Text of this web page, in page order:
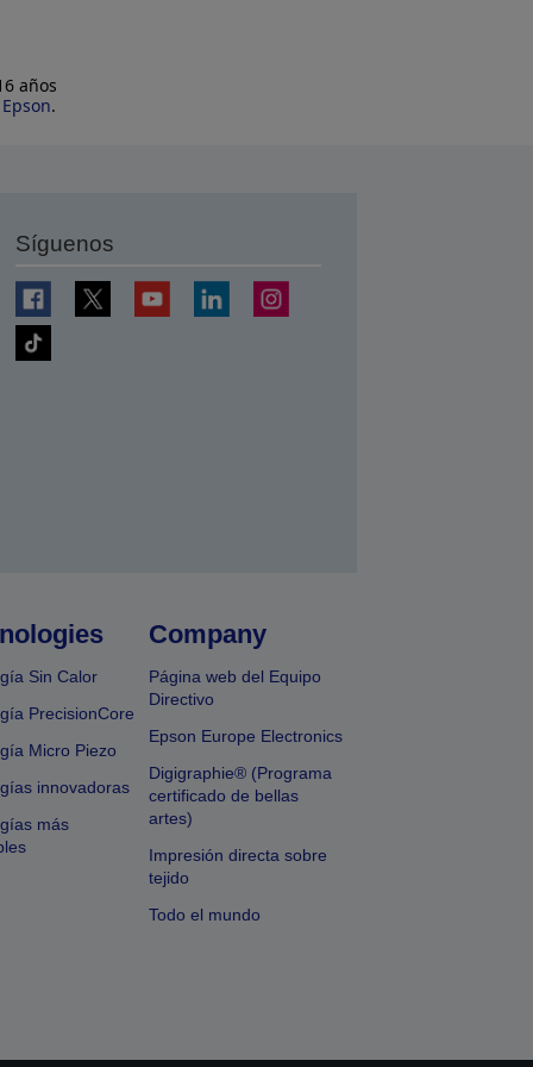
años
.
Síguenos
Sin Calor
PrecisionCore
Micro Piezo
innovadoras
más
Company
Página web del Equipo
Directivo
Epson Europe Electronics
Digigraphie® (Programa
certificado de bellas
artes)
Impresión directa sobre
tejido
Todo el mundo